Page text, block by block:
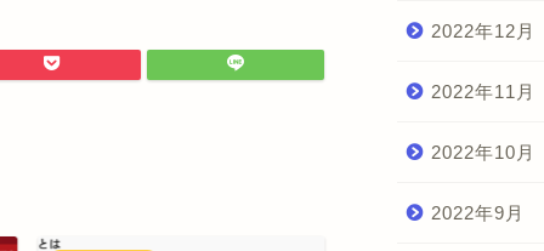
2022年12月
2022年11月
2022年10月
2022年9月